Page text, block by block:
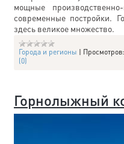
мощные
современные постройки.
здесь великое множество.
Города и регионы | Просмотров:
(0)
Горнолыжный